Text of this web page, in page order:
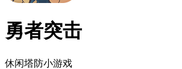
勇者突击
休闲塔防小游戏